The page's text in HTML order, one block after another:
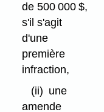
de 500 000 $,
s'il s'agit
d'une
première
infraction,
(ii) une
amende